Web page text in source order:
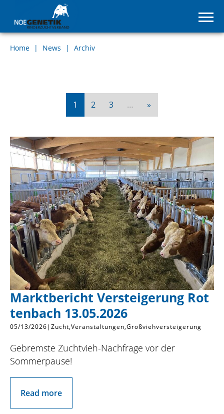
Home News Archiv
1 2 3 … »
Marktbericht Versteigerung Rot
tenbach 13.05.2026
05/13/2026| Zucht Veranstaltungen Großviehversteigerung
Gebremste Zuchtvieh-Nachfrage vor der
Sommerpause!
Read more